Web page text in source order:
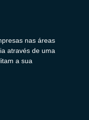
nas áreas
através de uma
a sua